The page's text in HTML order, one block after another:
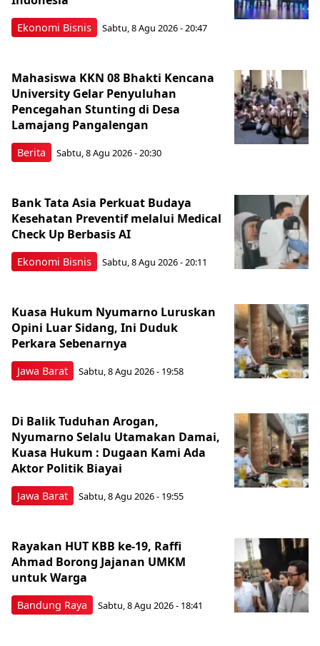
Ekonomi Bisnis Sabtu, 8 Agu 2026 - 20:47
Berita
Mahasiswa KKN 08 Bhakti Kencana
University Gelar Penyuluhan
Pencegahan Stunting di Desa
Lamajang Pangalengan
Sabtu, 8 Agu 2026 - 20:30
Ekonomi Bisnis
Bank Tata Asia Perkuat Budaya
Kesehatan Preventif melalui Medical
Check Up Berbasis AI
Sabtu, 8 Agu 2026 - 20:11
Jawa Barat
Kuasa Hukum Nyumarno Luruskan
Opini Luar Sidang, Ini Duduk
Perkara Sebenarnya ​
Sabtu, 8 Agu 2026 - 19:58
Jawa Barat
Di Balik Tuduhan Arogan,
Nyumarno Selalu Utamakan Damai,
Kuasa Hukum : Dugaan Kami Ada
Aktor Politik Biayai
Sabtu, 8 Agu 2026 - 19:55
Bandung Raya
Rayakan HUT KBB ke-19, Raffi
Ahmad Borong Jajanan UMKM
untuk Warga
Sabtu, 8 Agu 2026 - 18:41